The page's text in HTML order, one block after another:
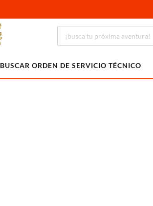
BUSCAR ORDEN DE SERVICIO TÉCNICO